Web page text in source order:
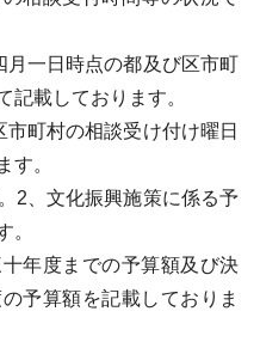
一日時点の都及び区市町
記載しております。
町村の相談受け付け曜日
す。
2、文化振興施策に係る予
。
年度までの予算額及び決
予算額を記載しておりま